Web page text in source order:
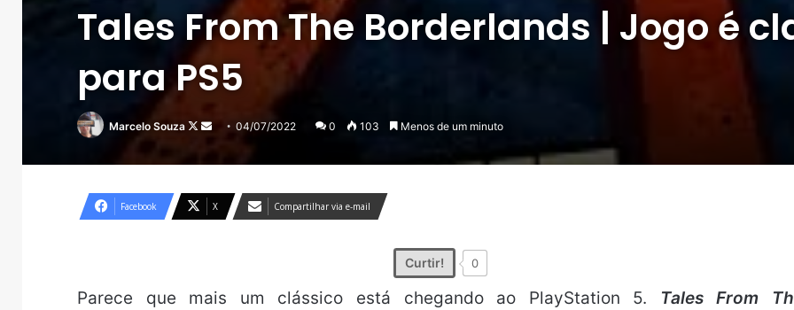
Tales From The Borderlands | Jogo é
para PS5
Marcelo Souza
Follow
X
Mande
e-
04/07/2022 0 103 Menos de um minuto
Facebook X Compartilhar via e-mail
Curtir! 0
Parece que mais um clássico está chegando ao PlayStation 5. Tales From